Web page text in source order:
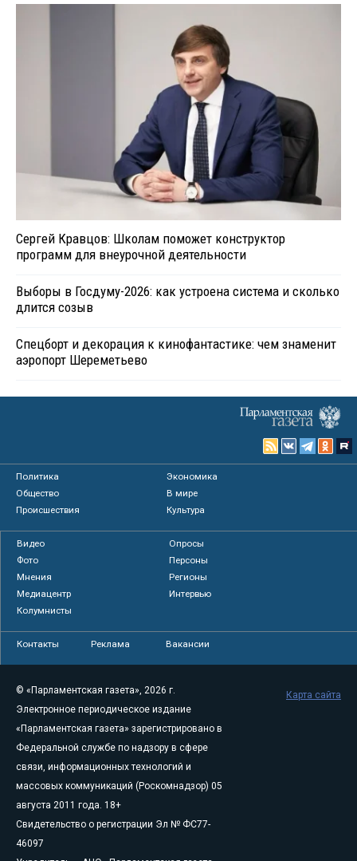
Сергей Кравцов: Школам поможет конструктор
программ для внеурочной деятельности
Выборы в Госдуму-2026: как устроена система и сколько
длится созыв
Спецборт и декорация к кинофантастике: чем знаменит
аэропорт Шереметьево
Политика
Экономика
Общество
В мире
Происшествия
Культура
Видео
Опросы
Фото
Персоны
Мнения
Регионы
Медиацентр
Интервью
Колумнисты
Контакты Реклама Вакансии
© «Парламентская газета», 2026 г.
Электронное периодическое издание
«Парламентская газета» зарегистрировано в
Федеральной службе по надзору в сфере
связи, информационных технологий и
массовых коммуникаций (Роскомнадзор) 05
августа 2011 года. 18+
Свидетельство о регистрации Эл № ФС77-
46097
Карта сайта